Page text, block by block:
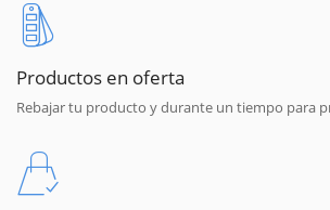
Productos en oferta
Rebajar tu producto y durante un tiempo para